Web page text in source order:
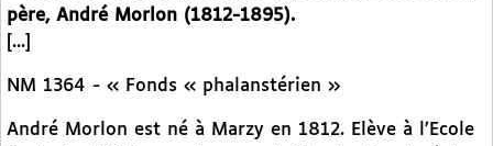
père, André Morlon (1812-1895).
[...]
NM 1364 - « Fonds « phalanstérien »
André Morlon est né à Marzy en 1812. Elève à l’Ecole